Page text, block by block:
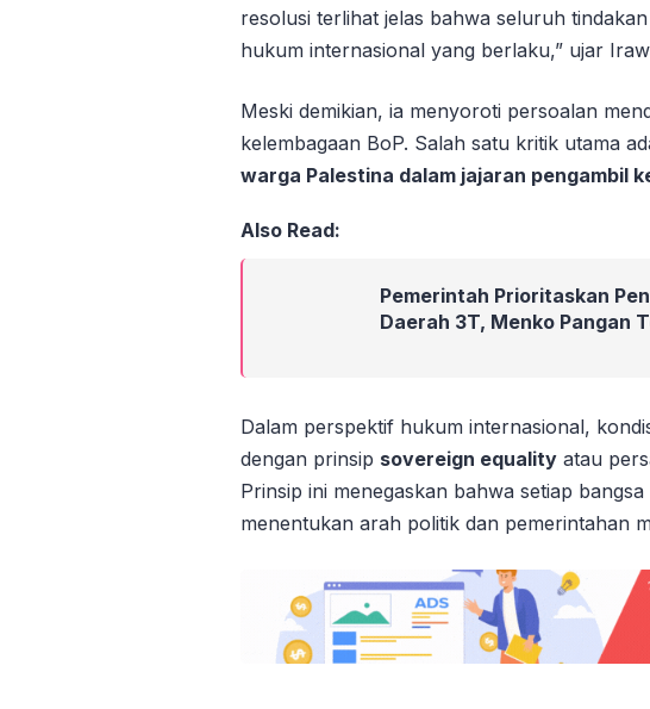
resolusi terlihat jelas bahwa seluruh
hukum internasional yang berlaku,” ujar
Meski demikian, ia menyoroti persoalan
kelembagaan BoP. Salah satu kritik utama
warga Palestina dalam jajaran pengambil
Also Read:
Pemerintah Prioritaskan
Daerah 3T, Menko Pangan
Dalam perspektif hukum internasional,
dengan prinsip sovereign equality atau
Prinsip ini menegaskan bahwa setiap
menentukan arah politik dan pemerintahan